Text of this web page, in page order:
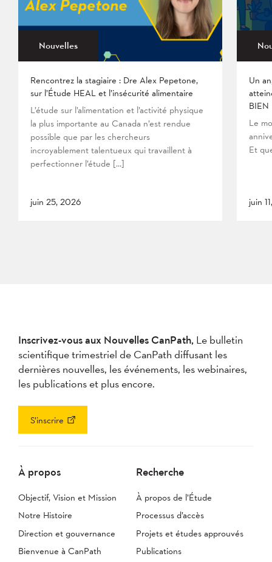
Nouvelles
Rencontrez la stagiaire : Dre Alex Pepetone,
sur l’Étude HEAL et l’insécurité alimentaire
L’étude sur l’alimentation et l’activité physique
la plus importante au Canada n’est rendue
possible que par les chercheurs
incroyablement talentueux qui travaillent à
perfectionner l’étude […]
juin 25, 2026
Un
BIEN
Le
Et
juin
Inscrivez-vous aux Nouvelles CanPath, Le bulletin
scientifique trimestriel de CanPath diffusant les
dernières nouvelles, les événements, les webinaires,
les publications et plus encore.
S’inscrire
À propos
Objectif, Vision et Mission
Notre Histoire
Direction et gouvernance
Bienvenue à CanPath
Recherche
À propos de l’Étude
Processus d’accès
Projets et études approuvés
Publications